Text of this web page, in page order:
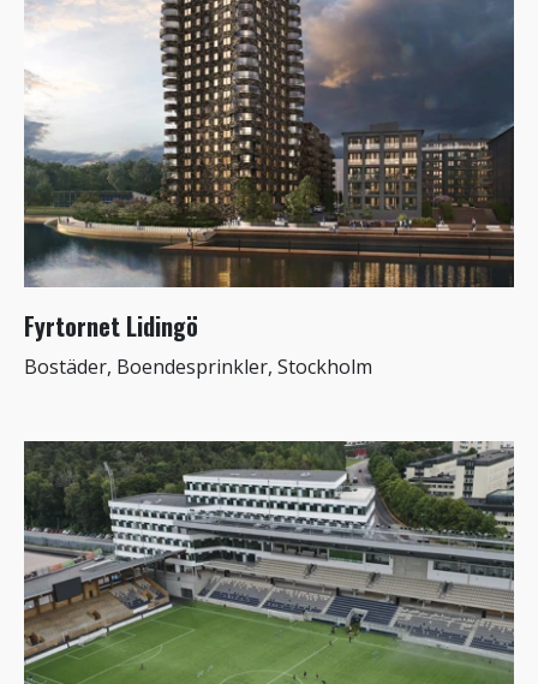
Fyrtornet Lidingö
Bostäder, Boendesprinkler, Stockholm